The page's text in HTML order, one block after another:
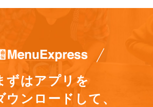
ずはアプリを
ウンロードして、